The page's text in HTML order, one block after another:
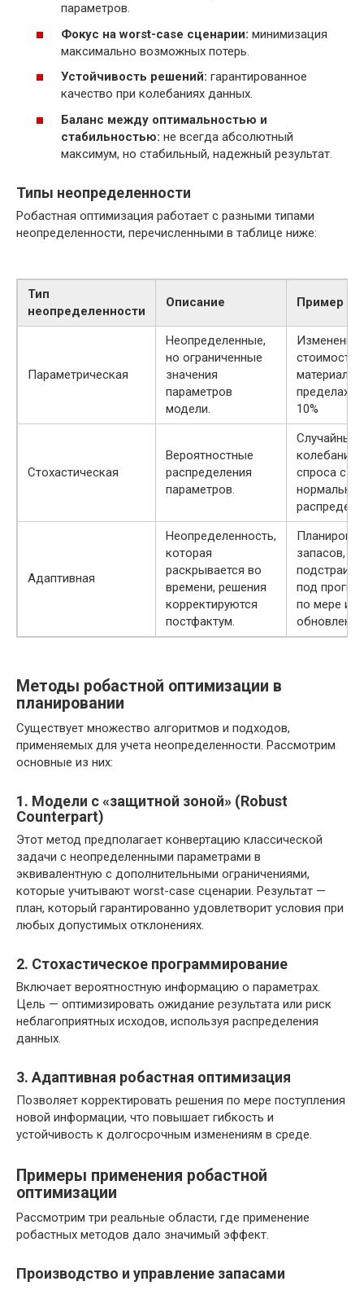
параметров.
Фокус на worst-case сценарии: минимизация
максимально возможных потерь.
Устойчивость решений: гарантированное
качество при колебаниях данных.
Баланс между оптимальностью и
стабильностью: не всегда абсолютный
максимум, но стабильный, надежный результат.
Типы неопределенности
Робастная оптимизация работает с разными типами
неопределенности, перечисленными в таблице ниже:
Тип
неопределенности
Описание Пример
Параметрическая
Неопределенные,
но ограниченные
значения
параметров
модели.
Изменение
стоимости
пределах
10%
Стохастическая
Вероятностные
распределения
параметров.
Случайные
колебания
спроса с
Адаптивная
Неопределенность,
которая
раскрывается во
времени, решения
корректируются
постфактум.
запасов,
под
по мере их
обновления
Методы робастной оптимизации в
планировании
Существует множество алгоритмов и подходов,
применяемых для учета неопределенности. Рассмотрим
основные из них:
1. Модели с «защитной зоной» (Robust
Counterpart)
Этот метод предполагает конвертацию классической
задачи с неопределенными параметрами в
эквивалентную с дополнительными ограничениями,
которые учитывают worst-case сценарии. Результат —
план, который гарантированно удовлетворит условия при
любых допустимых отклонениях.
2. Стохастическое программирование
Включает вероятностную информацию о параметрах.
Цель — оптимизировать ожидание результата или риск
неблагоприятных исходов, используя распределения
данных.
3. Адаптивная робастная оптимизация
Позволяет корректировать решения по мере поступления
новой информации, что повышает гибкость и
устойчивость к долгосрочным изменениям в среде.
Примеры применения робастной
оптимизации
Рассмотрим три реальные области, где применение
робастных методов дало значимый эффект.
Производство и управление запасами